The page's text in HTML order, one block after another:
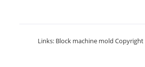
Links: Block machine mold Copyright